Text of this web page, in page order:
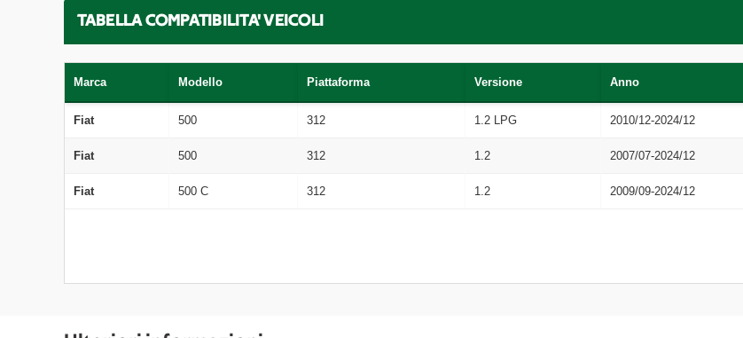
TABELLA COMPATIBILITA' VEICOLI
Marca Modello Piattaforma Versione Anno
Fiat 500 312 1.2 LPG 2010/12-2024/12
Fiat 500 312 1.2 2007/07-2024/12
Fiat 500 C 312 1.2 2009/09-2024/12